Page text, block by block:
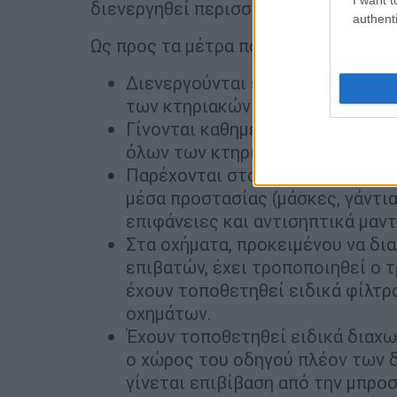
διενεργηθεί περισσότερα από
Ως προς τα μέτρα που έχουν ληφθεί η
Διενεργούνται ειδικοί
των κτηριακών εγκαταστάσεων.
Γίνονται καθημερινές
όλων των κτηριακών
Παρέχονται στους εργαζόμενους
μέσα προστασίας (μάσκες,
επιφάνειες και αντισηπτικά
Στα οχήματα, προκειμένου να
επιβατών, έχει τροποποιηθεί ο
έχουν τοποθετηθεί ειδικά
οχημάτων.
Έχουν τοποθετηθεί ειδικά
ο χώρος του οδηγού πλέον των
γίνεται επιβίβαση από την